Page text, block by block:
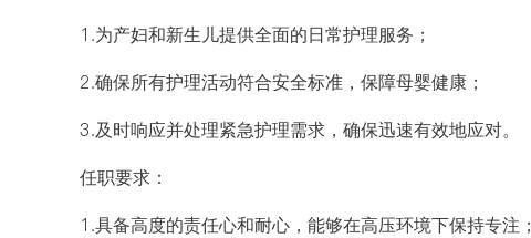
1.为产妇和新生儿提供全面的日常护理服务；
2.确保所有护理活动符合安全标准，保障母婴健康；
3.及时响应并处理紧急护理需求，确保迅速有效地应对。
任职要求：
1.具备高度的责任心和耐心，能够在高压环境下保持专注；